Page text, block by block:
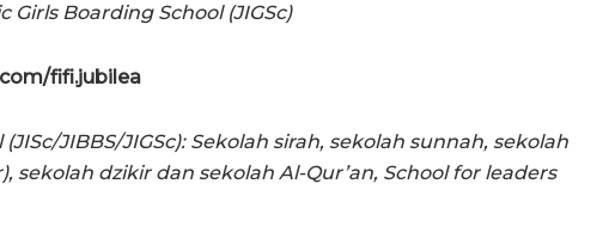
Girls Boarding School (JIGSc)
fifi.jubilea
JIBBS/JIGSc): Sekolah sirah, sekolah sunnah, sekolah
sekolah dzikir dan sekolah Al-Qur’an, School for leaders